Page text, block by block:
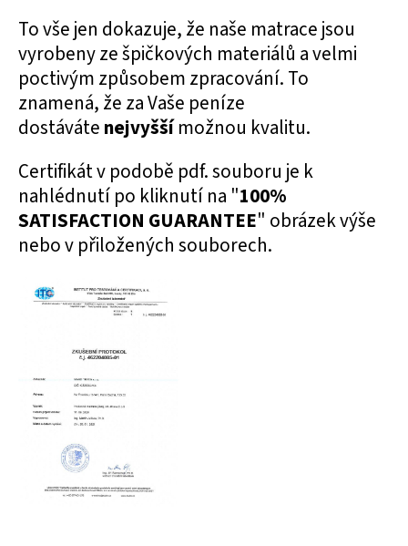
To vše jen dokazuje, že naše matrace jsou
vyrobeny ze špičkových materiálů a velmi
poctivým způsobem zpracování. To
znamená, že za Vaše peníze
dostáváte nejvyšší možnou kvalitu.
Certifikát v podobě pdf. souboru je k
nahlédnutí po kliknutí na "100%
SATISFACTION GUARANTEE" obrázek výše
nebo v přiložených souborech.